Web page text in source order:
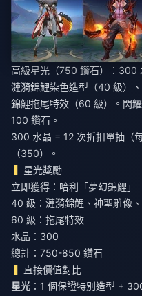
高級星光（750 鑽石）：300
漣漪錦鯉染色造型（40 級）
錦鯉拖尾特效（60 級）。閃
100 鑽石。
300 水晶 = 12 次折扣單抽（
（350）。
星光獎勵
立即獲得：哈利「夢幻錦鯉」
40 級：漣漪錦鯉、神聖雕像
60 級：拖尾特效
水晶：300
總計：750-850 鑽石
直接價值對比
星光 ：1 個保證特別造型 +